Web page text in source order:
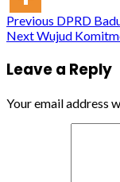
Continue
Previous DPRD
NextWujud
Leave a Reply
Your email address